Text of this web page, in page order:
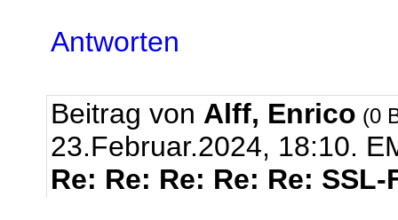
Antworten
Beitrag von Alff, Enrico (0
23.Februar.2024, 18:10.
Re: Re: Re: Re: Re: SSL-